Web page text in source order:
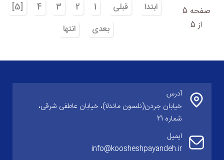
صفحه 5
از 5
ابتدا قبلی 1
2
3
4
[5]
بعدی
انتها
آدرس
خیابان جردن(نلسون ماندلا)، خیابان عاطفی شرقی،
شماره 21
ایمیل
info@koosheshpayandeh.ir